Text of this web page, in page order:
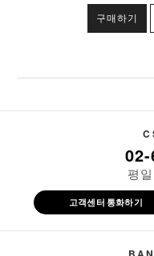
구매하기
평
고객센터 통화하기